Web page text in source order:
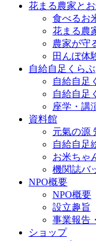
花まる農家と
食べるお
花まる農
農家が守
田んぼ体
自給自足くらぶ
自給自足
自給自足
座学・講
資料館
元氣の源
自給自足
お米ちゃ
機関誌バ
NPO概要
NPO概要
設立趣旨
事業報告
ショップ